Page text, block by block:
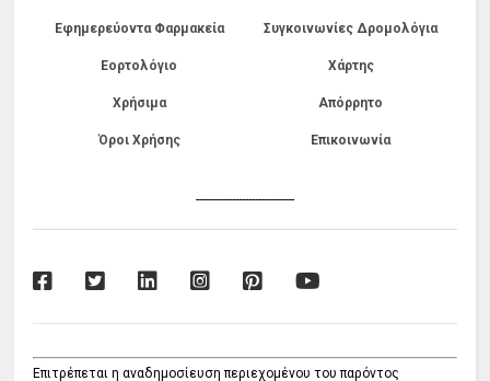
Εφημερεύοντα Φαρμακεία Συγκοινωνίες Δρομολόγια
Εορτολόγιο Χάρτης
Χρήσιμα Απόρρητο
Όροι Χρήσης Επικοινωνία
------------------------------
Επιτρέπεται η αναδημοσίευση περιεχομένου του παρόντος